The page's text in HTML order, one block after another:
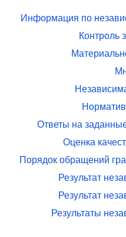
Информация по
Контроль
Ответы на
Оценка
Порядок обращений
Результат
Результат
Результаты